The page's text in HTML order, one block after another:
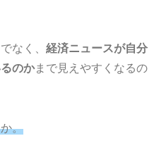
なく、 経済ニュースが自分
のかまで見えやすくなるの
。